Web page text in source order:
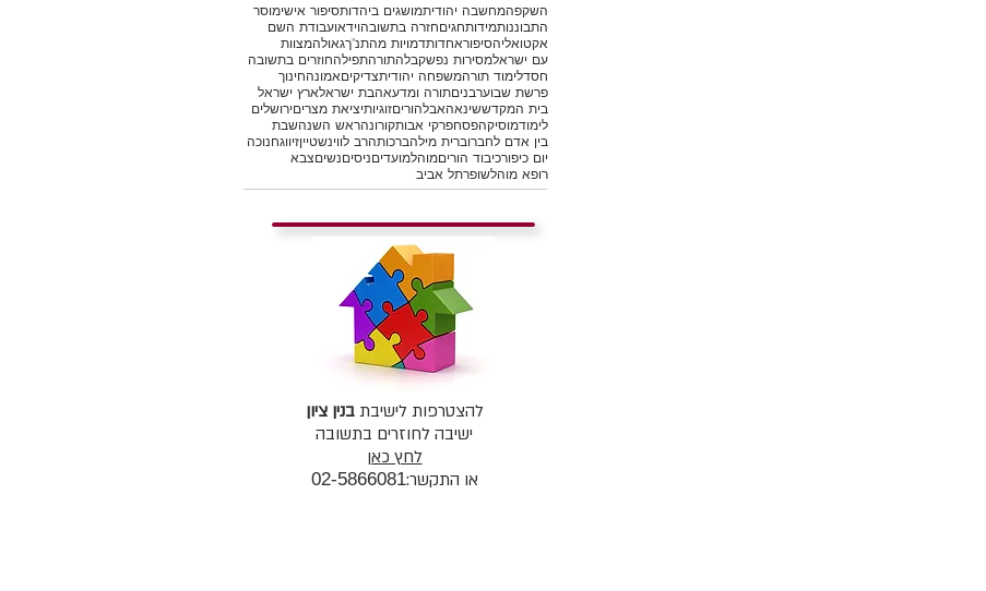
השקפהמחשבה יהודיתמושגים ביהדותסיפור אישימוסר
התבוננותמידותחגיםחזרה בתשובהוידאועבודת השם
אקטואליהסיפוראחדותדמויות מהתנ"ךגאולהמצוות
עם ישראלמסירות נפשקבלהתורהתפילהחוזרים בתשובה
חסדלימוד תורהמשפחה יהודיתצדיקיםאמונהחינוך
פרשת שבוערבניםתורה ומדעאהבת ישראלארץ ישראל
בית המקדששינאהאבלהוריםזוגיותיציאת מצריםירושלים
לימודמוסיקהפסחפרקי אבותקורונהראש השנהשבת
בין אדם לחברוברית מילהברכותהרב לווינשטייןזיווגחנוכה
יום כיפורכיבוד הוריםמוהלמועדיםניסיםנשיםצבא
רופא מוהלשופרתל אביב
להצטרפות לישיבתבנין ציון
ישיבה לחוזרים בתשובה
לחץ כאן
או התקשר:02-5866081